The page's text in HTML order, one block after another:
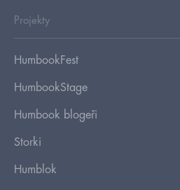
Projekty
HumbookFest
HumbookStage
Humbook blogeři
Storki
Humblok